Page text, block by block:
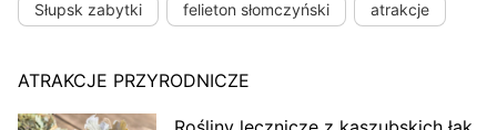
Słupsk zabytki felieton słomczyński atrakcje
ATRAKCJE PRZYRODNICZE